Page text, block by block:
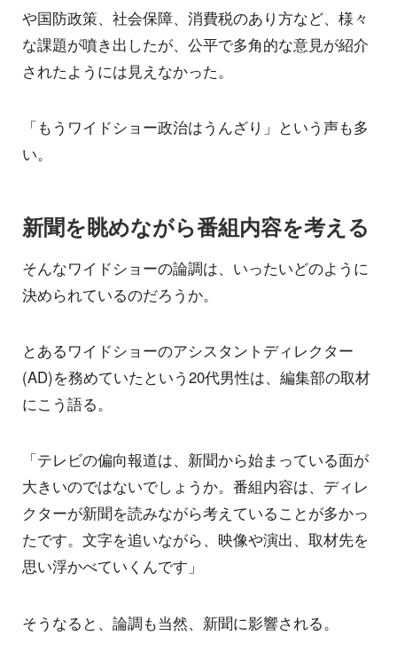
や国防政策、社会保障、消費税のあり方など、様々
な課題が噴き出したが、公平で多角的な意見が紹介
されたようには見えなかった。
「もうワイドショー政治はうんざり」という声も多
い。
新聞を眺めながら番組内容を考える
そんなワイドショーの論調は、いったいどのように
決められているのだろうか。
とあるワイドショーのアシスタントディレクター
(AD)を務めていたという20代男性は、編集部の取材
にこう語る。
「テレビの偏向報道は、新聞から始まっている面が
大きいのではないでしょうか。番組内容は、ディレ
クターが新聞を読みながら考えていることが多かっ
たです。文字を追いながら、映像や演出、取材先を
思い浮かべていくんです」
そうなると、論調も当然、新聞に影響される。